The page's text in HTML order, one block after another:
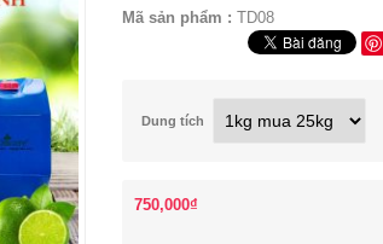
Mã sản phẩm : TD08
Dung tích
750,000₫